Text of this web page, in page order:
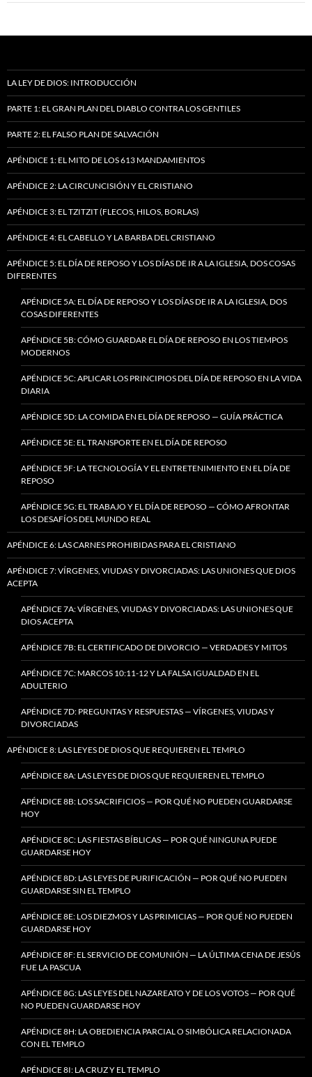
LA LEY DE DIOS: INTRODUCCIÓN
PARTE 1: EL GRAN PLAN DEL DIABLO CONTRA LOS GENTILES
PARTE 2: EL FALSO PLAN DE SALVACIÓN
APÉNDICE 1: EL MITO DE LOS 613 MANDAMIENTOS
APÉNDICE 2: LA CIRCUNCISIÓN Y EL CRISTIANO
APÉNDICE 3: EL TZITZIT (FLECOS, HILOS, BORLAS)
APÉNDICE 4: EL CABELLO Y LA BARBA DEL CRISTIANO
APÉNDICE 5: EL DÍA DE REPOSO Y LOS DÍAS DE IR A LA IGLESIA, DOS COSAS
DIFERENTES
APÉNDICE 5A: EL DÍA DE REPOSO Y LOS DÍAS DE IR A LA IGLESIA, DOS
COSAS DIFERENTES
APÉNDICE 5B: CÓMO GUARDAR EL DÍA DE REPOSO EN LOS TIEMPOS
MODERNOS
APÉNDICE 5C: APLICAR LOS PRINCIPIOS DEL DÍA DE REPOSO EN LA VIDA
DIARIA
APÉNDICE 5D: LA COMIDA EN EL DÍA DE REPOSO — GUÍA PRÁCTICA
APÉNDICE 5E: EL TRANSPORTE EN EL DÍA DE REPOSO
APÉNDICE 5F: LA TECNOLOGÍA Y EL ENTRETENIMIENTO EN EL DÍA DE
REPOSO
APÉNDICE 5G: EL TRABAJO Y EL DÍA DE REPOSO — CÓMO AFRONTAR
LOS DESAFÍOS DEL MUNDO REAL
APÉNDICE 6: LAS CARNES PROHIBIDAS PARA EL CRISTIANO
APÉNDICE 7: VÍRGENES, VIUDAS Y DIVORCIADAS: LAS UNIONES QUE DIOS
ACEPTA
APÉNDICE 7A: VÍRGENES, VIUDAS Y DIVORCIADAS: LAS UNIONES QUE
DIOS ACEPTA
APÉNDICE 7B: EL CERTIFICADO DE DIVORCIO — VERDADES Y MITOS
APÉNDICE 7C: MARCOS 10:11-12 Y LA FALSA IGUALDAD EN EL
ADULTERIO
APÉNDICE 7D: PREGUNTAS Y RESPUESTAS — VÍRGENES, VIUDAS Y
DIVORCIADAS
APÉNDICE 8: LAS LEYES DE DIOS QUE REQUIEREN EL TEMPLO
APÉNDICE 8A: LAS LEYES DE DIOS QUE REQUIEREN EL TEMPLO
APÉNDICE 8B: LOS SACRIFICIOS — POR QUÉ NO PUEDEN GUARDARSE
HOY
APÉNDICE 8C: LAS FIESTAS BÍBLICAS — POR QUÉ NINGUNA PUEDE
GUARDARSE HOY
APÉNDICE 8D: LAS LEYES DE PURIFICACIÓN — POR QUÉ NO PUEDEN
GUARDARSE SIN EL TEMPLO
APÉNDICE 8E: LOS DIEZMOS Y LAS PRIMICIAS — POR QUÉ NO PUEDEN
GUARDARSE HOY
APÉNDICE 8F: EL SERVICIO DE COMUNIÓN — LA ÚLTIMA CENA DE JESÚS
FUE LA PASCUA
APÉNDICE 8G: LAS LEYES DEL NAZAREATO Y DE LOS VOTOS — POR QUÉ
NO PUEDEN GUARDARSE HOY
APÉNDICE 8H: LA OBEDIENCIA PARCIAL O SIMBÓLICA RELACIONADA
CON EL TEMPLO
APÉNDICE 8I: LA CRUZ Y EL TEMPLO